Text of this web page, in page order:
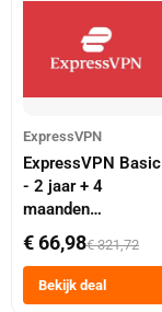
ExpressVPN
ExpressVPN Basic
- 2 jaar + 4
maanden
abonnement
€ 66,98€ 321,72
Bekijk deal